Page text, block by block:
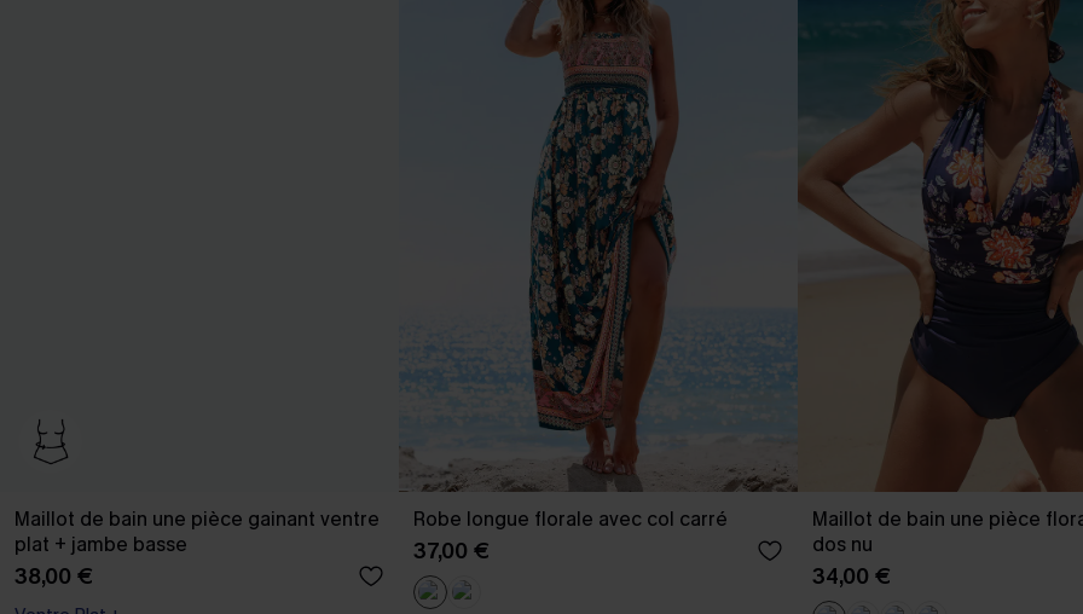
Maillot de bain une pièce gainant ventre
plat + jambe basse
38,00 €
Robe longue florale avec col carré
37,00 €
Maillot de bain une pièce
dos nu
34,00 €